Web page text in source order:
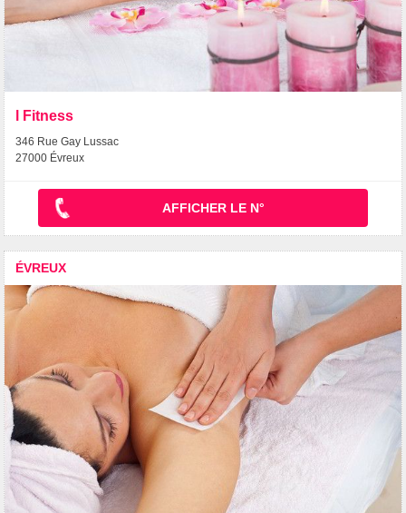
l Fitness
346 Rue Gay Lussac
27000 Évreux
AFFICHER LE N°
ÉVREUX